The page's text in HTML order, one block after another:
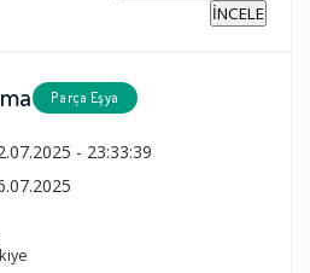
İNCELE
Parça Eşya
- 23:33:39